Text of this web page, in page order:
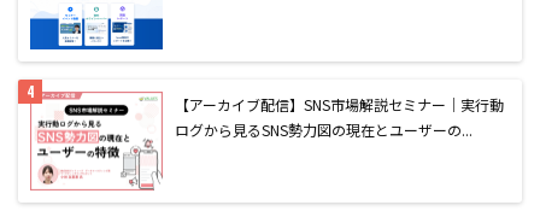
【アーカイブ配信】SNS市場解説セミナー｜実行動
ログから見るSNS勢力図の現在とユーザーの...